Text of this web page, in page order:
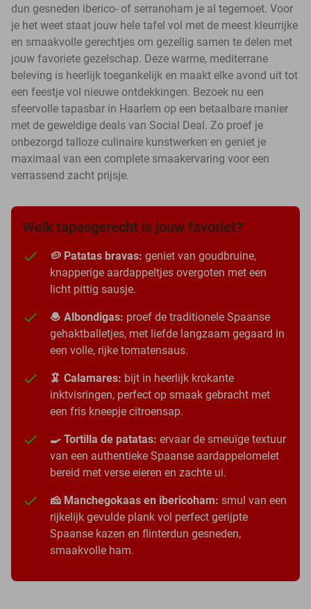
dun gesneden iberico- of serranoham je al tegemoet. Voor
je het weet staat jouw hele tafel vol met de meest kleurrijke
en smaakvolle gerechtjes om gezellig samen te delen met
jouw favoriete gezelschap. Deze warme, mediterrane
beleving is heerlijk toegankelijk en maakt elke avond uit tot
een feestje vol nieuwe ontdekkingen. Bezoek nu een
sfeervolle tapasbar in Haarlem op een betaalbare manier
met de geweldige deals van Social Deal. Zo proef je
onbezorgd talloze culinaire kunstwerken en geniet je
maximaal van een complete smaakervaring voor een
verrassend zacht prijsje.
Welk tapasgerecht is jouw favoriet?
🥔 Patatas bravas: geniet van goudbruine,
knapperige aardappeltjes overgoten met een
licht pittig sausje.
🧆 Albondigas: proef de traditionele Spaanse
gehaktballetjes, met liefde langzaam gegaard in
een volle, rijke tomatensaus.
🦑 Calamares: bijt in heerlijk krokante
inktvisringen, perfect op smaak gebracht met
een fris kneepje citroensap.
🍳 Tortilla de patatas: ervaar de smeuïge textuur
van een authentieke Spaanse aardappelomelet
bereid met verse eieren en zachte ui.
🧀 Manchegokaas en ibericoham: smul van een
rijkelijk gevulde plank vol perfect gerijpte
Spaanse kazen en flinterdun gesneden,
smaakvolle ham.